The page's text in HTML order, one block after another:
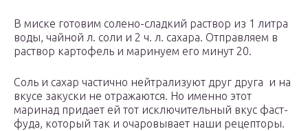
В миске готовим солено-сладкий раствор из 1 литра
воды, чайной л. соли и 2 ч. л. сахара. Отправляем в
раствор картофель и маринуем его минут 20.
Соль и сахар частично нейтрализуют друг друга и на
вкусе закуски не отражаются. Но именно этот
маринад придает ей тот исключительный вкус фаст-
фуда, который так и очаровывает наши рецепторы.